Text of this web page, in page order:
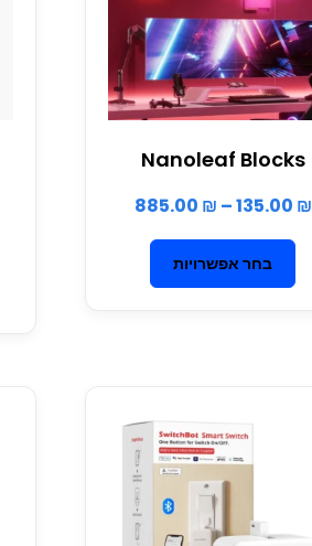
Nanoleaf Blocks
135.00 ₪
–
885.00 ₪
בחר אפשרויות